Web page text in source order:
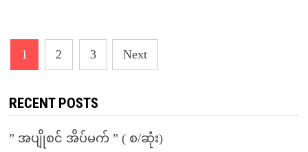
Posts
pagination
1 2 3 Next
RECENT POSTS
” အပျိုစင် အိပ်မက် ” ( စ/ဆုံး)